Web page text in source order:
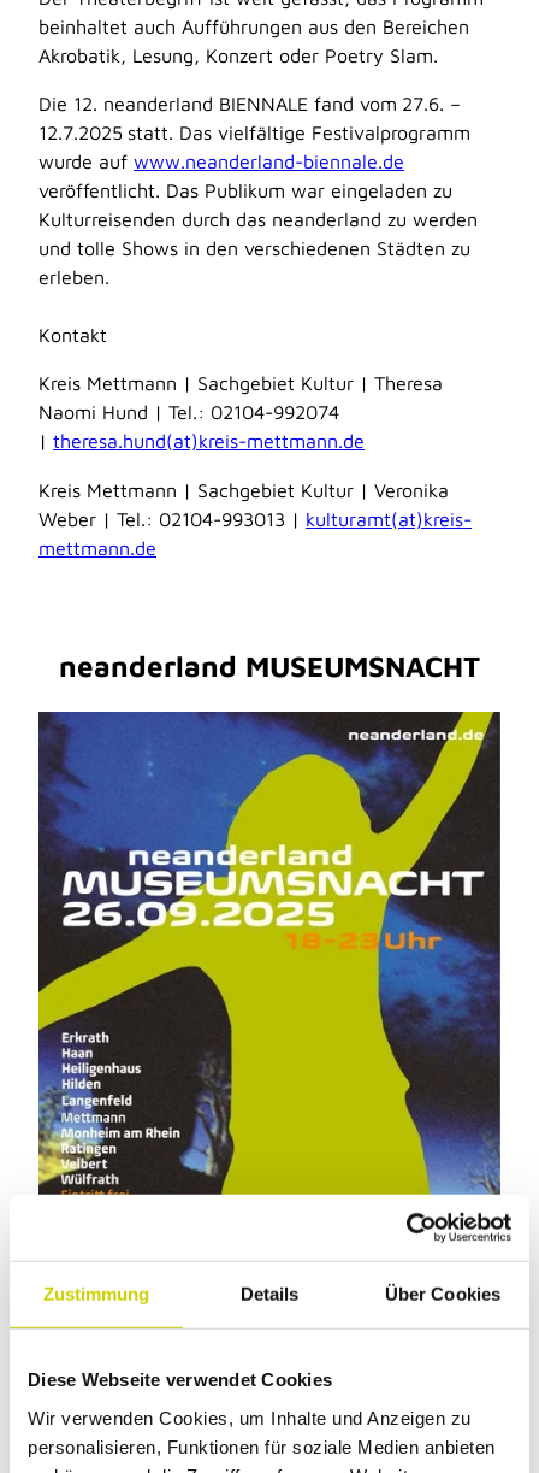
Zustimmung Details Über Cookies
Diese Webseite verwendet Cookies
Wir verwenden Cookies, um Inhalte und Anzeigen zu
personalisieren, Funktionen für soziale Medien anbieten
beinhaltet auch Aufführungen aus den Bereichen
Akrobatik, Lesung, Konzert oder Poetry Slam.
Die 12. neanderland BIENNALE fand vom 27.6. –
12.7.2025 statt. Das vielfältige Festivalprogramm
wurde auf www.neanderland-biennale.de
veröffentlicht. Das Publikum war eingeladen zu
Kulturreisenden durch das neanderland zu werden
und tolle Shows in den verschiedenen Städten zu
erleben.
Kontakt
Kreis Mettmann | Sachgebiet Kultur | Theresa
Naomi Hund | Tel.: 02104-992074
| theresa.hund(at)kreis-mettmann.de
Kreis Mettmann | Sachgebiet Kultur | Veronika
Weber | Tel.: 02104-993013 | kulturamt(at)kreis-
mettmann.de
neanderland MUSEUMSNACHT
© Kreis Mettmann
Jahre über 30 Einrichtungen ihre Pforten für
Nachtschwärmende. Der Eintritt ist frei, Spenden